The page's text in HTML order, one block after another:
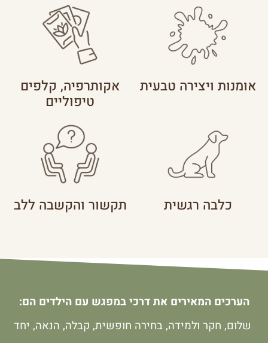
אומנות ויצירה טבעית
אקותרפיה, קלפים
טיפוליים
כלבה רגשית תקשור והקשבה ללב
הערכים המאירים את דרכי במפגש עם הילדים הם:
שלום, חקר ולמידה, בחירה חופשית, קבלה, הנאה, יחד